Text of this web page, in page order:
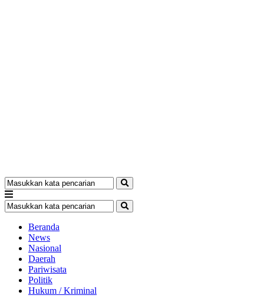
Beranda
News
Nasional
Daerah
Pariwisata
Politik
Hukum / Kriminal